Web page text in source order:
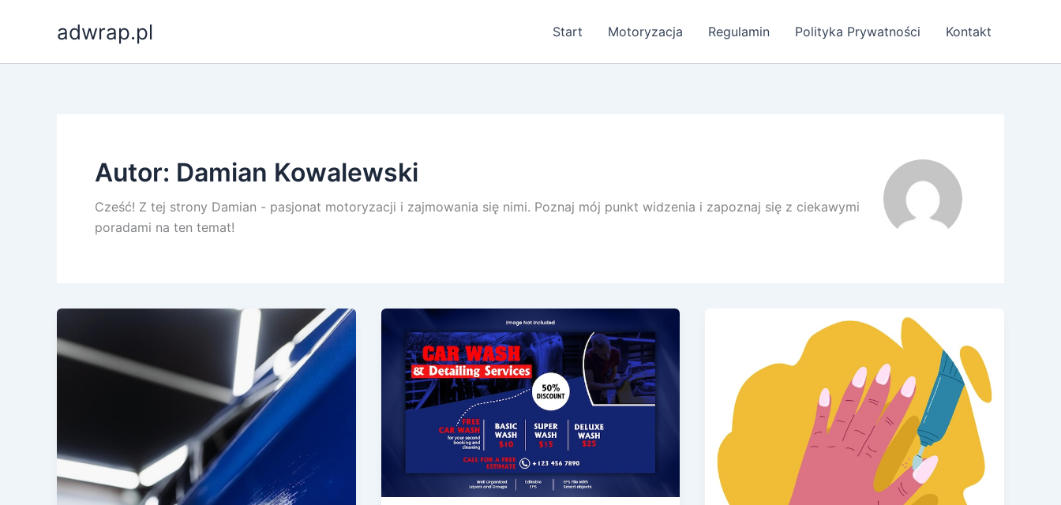
adwrap.pl Start Motoryzacja Regulamin Polityka Prywatności Kontakt
Autor: Damian Kowalewski
Cześć! Z tej strony Damian - pasjonat motoryzacji i zajmowania się nimi. Poznaj mój punkt widzenia i zapoznaj się z ciekawymi
poradami na ten temat!